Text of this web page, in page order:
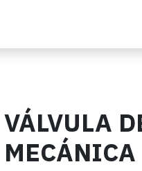
VÁLVULA